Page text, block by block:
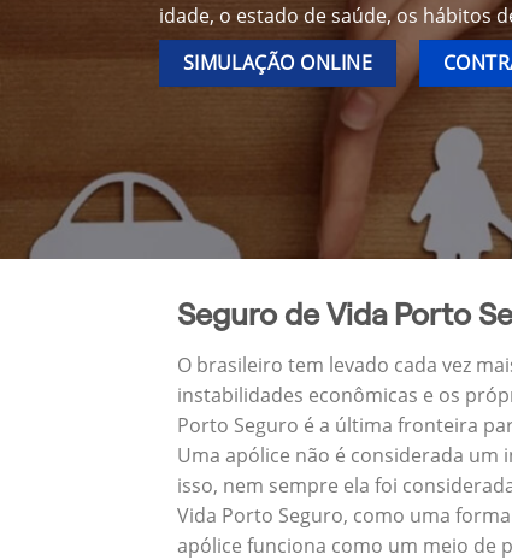
idade, o estado de saúde, os hábitos
SIMULAÇÃO ONLINE
Seguro de Vida Porto
O brasileiro tem levado cada vez
instabilidades econômicas e os
Porto Seguro é a última fronteira
Uma apólice não é considerada
isso, nem sempre ela foi
Vida Porto Seguro, como uma
apólice funciona como um meio de